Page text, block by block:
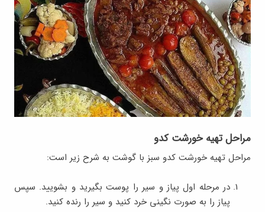
مراحل تهیه خورشت کدو
مراحل تهیه خورشت کدو سبز با گوشت به شرح زیر است:
در مرحله اول پیاز و سیر را پوست بگیرید و بشویید. سپس
پیاز را به صورت نگینی خرد کنید و سیر را رنده کنید.